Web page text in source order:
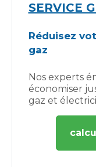
SERVICE
Réduisez
gaz
Nos experts
économiser
gaz et